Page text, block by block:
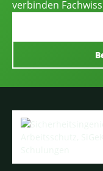
verbinden